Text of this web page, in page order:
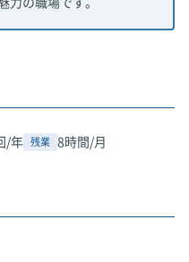
力の職場です。
/年 残業 8時間/月